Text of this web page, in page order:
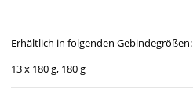
Erhältlich in folgenden Gebindegrößen:
13 x 180 g, 180 g